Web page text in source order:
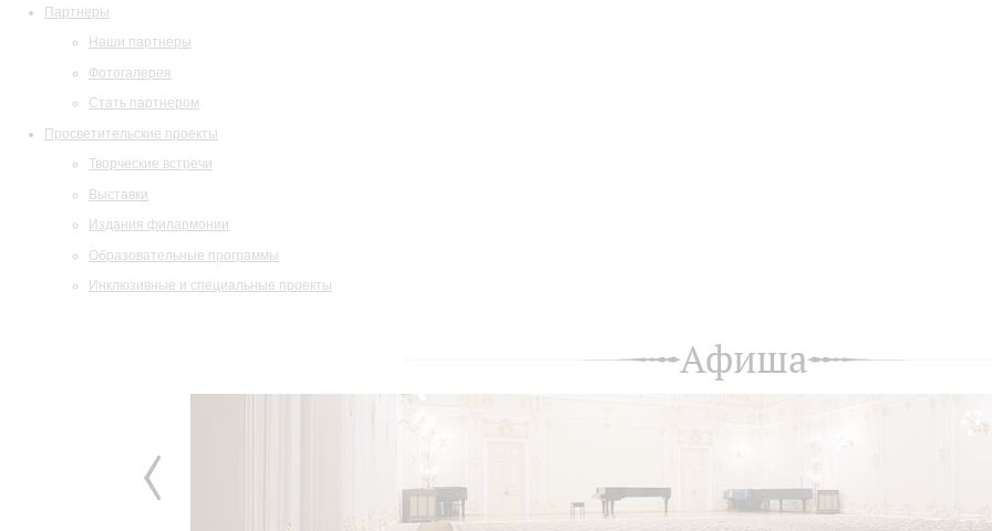
Партнеры
Наши партнеры
Фотогалерея
Стать партнером
Просветительские проекты
Творческие встречи
Выставки
Издания филармонии
Образовательные программы
Инклюзивные и специальные проекты
Афиша